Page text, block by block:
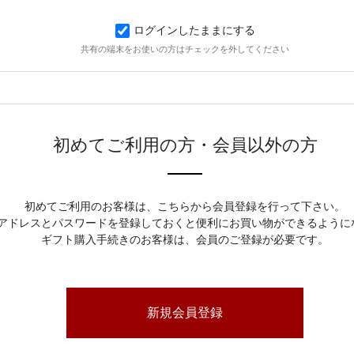
ログインしたままにする
共有の端末をお使いの方はチェックを外してください
初めてご利用の方・会員以外の方
初めてご利用のお客様は、こちらから会員登録を行って下さい。
ドレスとパスワードを登録しておくと便利にお買い物ができるように
ギフト購入手続きのお客様は、会員のご登録が必要です。